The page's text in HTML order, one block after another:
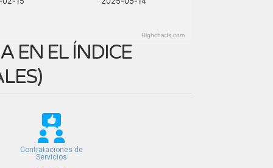
Highcharts.com
EN EL ÍNDICE
)
Contrataciones de
Servicios